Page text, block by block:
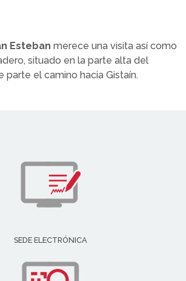
Esteban merece una visita así como
situado en la parte alta del
parte el camino hacia Gistaín.
SEDE ELECTRÓNICA